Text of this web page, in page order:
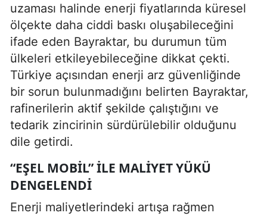
uzaması halinde enerji fiyatlarında küresel
ölçekte daha ciddi baskı oluşabileceğini
ifade eden Bayraktar, bu durumun tüm
ülkeleri etkileyebileceğine dikkat çekti.
Türkiye açısından enerji arz güvenliğinde
bir sorun bulunmadığını belirten Bayraktar,
rafinerilerin aktif şekilde çalıştığını ve
tedarik zincirinin sürdürülebilir olduğunu
dile getirdi.
“EŞEL MOBIL” ILE MALIYET YÜKÜ
DENGELENDI
Enerji maliyetlerindeki artışa rağmen